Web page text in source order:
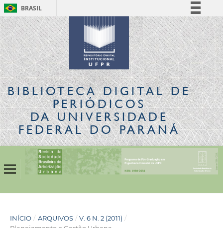
BRASIL
Simplifique!
Comunica BR
Participe
Acesso à informação
Legislação
Canais
BIBLIOTECA DIGITALDE
PERIÓDICOS
DA UNIVERSIDADE
FEDERAL DO PARANÁ
INÍCIO / ARQUIVOS / V. 6 N. 2 (2011) /